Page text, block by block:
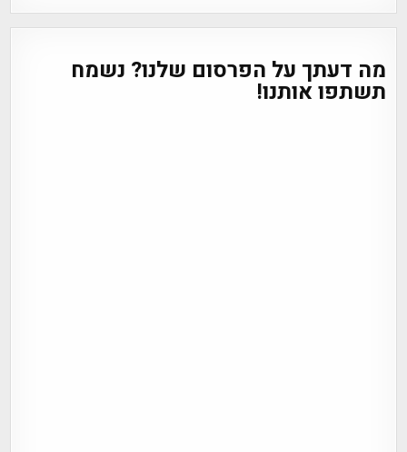
מה דעתך על הפרסום שלנו? נשמח
תשתפו אותנו!